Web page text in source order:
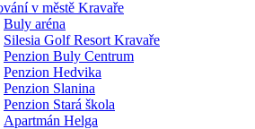
v městě Kravaře
Buly aréna
Silesia Golf Resort Kravaře
Penzion Buly Centrum
Penzion Hedvika
Penzion Slanina
Penzion Stará škola
Apartmán Helga